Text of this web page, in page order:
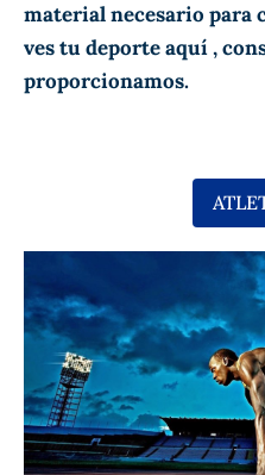
material necesario para
ves tu deporte aquí ,
proporcionamos.